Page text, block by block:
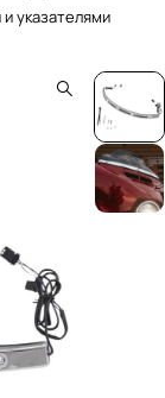
указателями